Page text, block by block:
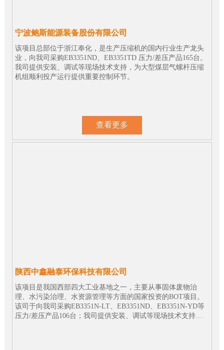
宁波鲍斯能源装备股份有限公司
该项目总部位于浙江奉化，是生产压缩机的国内行业生产龙头
业，向我司采购EB3351ND、EB3351TD 压力/差压产品165台。
我司提供安装、调试等现场技术支持，为大型煤层气螺杆压缩
机组顺利投产运行提供重要控制环节。
查看更多
陕西中鑫融泰环保科技有限公司
该项目是我国西部四大工业基地之一，主要从事固体废物治
理、水污染治理、水资源管理等方面的国家投资的BOT项目。
该司于向我司采购EB3351N-LT、EB3351ND、EB3351N-YD等
压力/差压产品106台；我司提供安装、调试等现场技术支持，